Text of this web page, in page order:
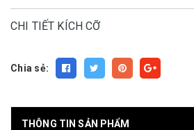
CHI TIẾT KÍCH CỠ
Chia sẻ:
THÔNG TIN SẢN PHẨM